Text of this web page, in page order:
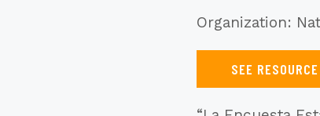
Organization:
SEE RESOURCE